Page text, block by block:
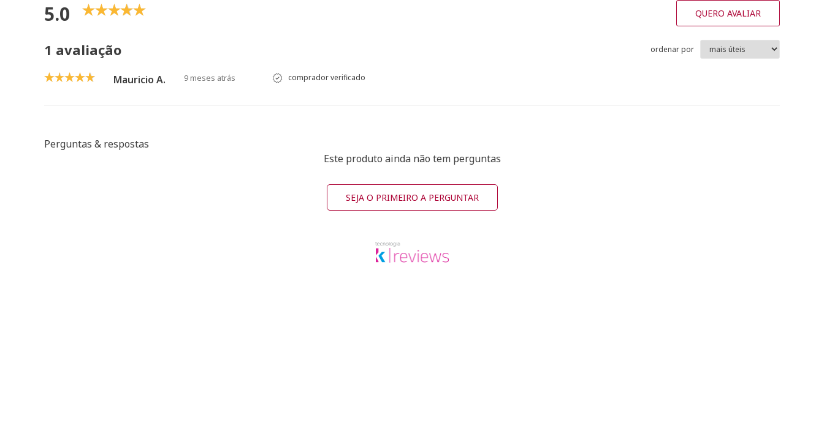
5.0 QUERO AVALIAR
1 avaliação ordenar por
Mauricio A. 9 meses atrás comprador verificado
Perguntas & respostas
Este produto ainda não tem perguntas
SEJA O PRIMEIRO A PERGUNTAR